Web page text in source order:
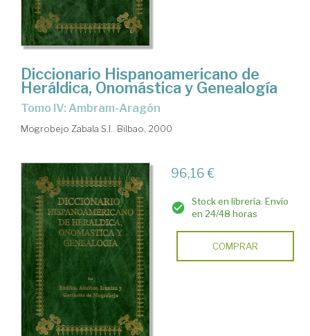
Diccionario Hispanoamericano de
Heráldica, Onomástica y Genealogía
Tomo IV: Ambram-Aragón
Mogrobejo Zabala S.l.. Bilbao, 2000
96,16 €
Stock en librería. Envío
en 24/48 horas
COMPRAR